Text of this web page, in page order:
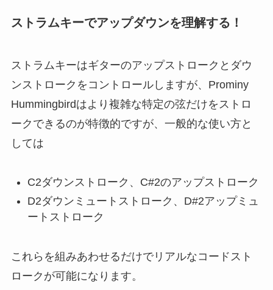
ストラムキーでアップダウンを理解する！
ストラムキーはギターのアップストロークとダウ
ンストロークをコントロールしますが、Prominy
Hummingbirdはより複雑な特定の弦だけをストロ
ークできるのが特徴的ですが、一般的な使い方と
しては
C2ダウンストローク、C#2のアップストローク
D2ダウンミュートストローク、D#2アップミュ
ートストローク
これらを組みあわせるだけでリアルなコードスト
ロークが可能になります。